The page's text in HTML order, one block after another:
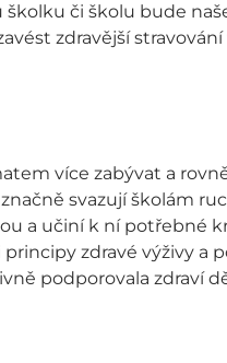
či školu bude
zdravější stravování
více zabývat a
svazují školám
a učiní k ní potřebné
zdravé výživy a
podporovala zdraví